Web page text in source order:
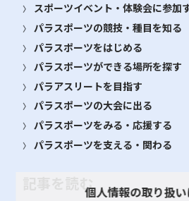
スポーツイベント・体験会に参加
パラスポーツの競技・種目を知る
パラスポーツをはじめる
パラスポーツができる場所を探す
パラアスリートを目指す
パラスポーツの大会に出る
パラスポーツをみる・応援する
パラスポーツを支える・関わる
記事を読む個人情報の取り扱